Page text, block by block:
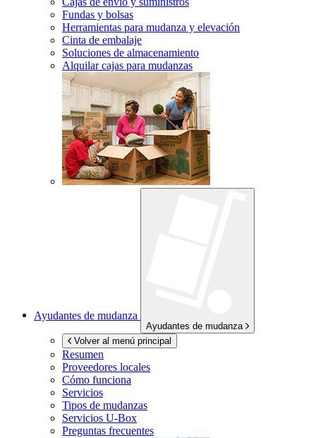
Fundas y bolsas
Herramientas para mudanza y elevación
Cinta de embalaje
Soluciones de almacenamiento
Alquilar cajas para mudanzas
Ayudantes de mudanza
Ayudantes de mudanza
Volver al menú principal
Resumen
Proveedores locales
Cómo funciona
Servicios
Tipos de mudanzas
Servicios U-Box
Preguntas frecuentes